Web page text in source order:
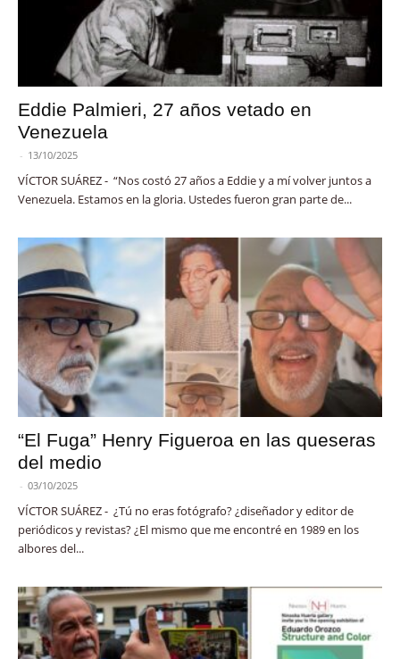
Eddie Palmieri, 27 años vetado en
Venezuela
- 13/10/2025
VÍCTOR SUÁREZ - “Nos costó 27 años a Eddie y a mí volver juntos a
Venezuela. Estamos en la gloria. Ustedes fueron gran parte de...
“El Fuga” Henry Figueroa en las queseras
del medio
- 03/10/2025
VÍCTOR SUÁREZ - ¿Tú no eras fotógrafo? ¿diseñador y editor de
periódicos y revistas? ¿El mismo que me encontré en 1989 en los
albores del...